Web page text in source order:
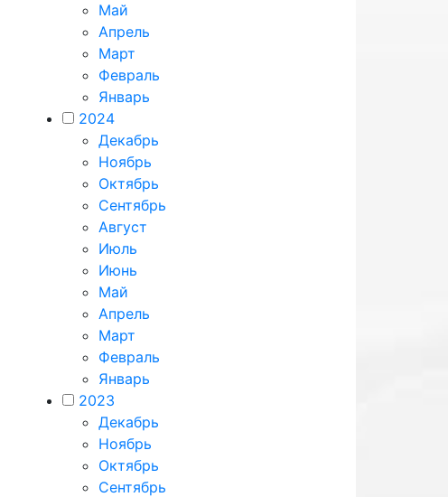
Май
Апрель
Март
Февраль
Январь
2024
Декабрь
Ноябрь
Октябрь
Сентябрь
Август
Июль
Июнь
Май
Апрель
Март
Февраль
Январь
2023
Декабрь
Ноябрь
Октябрь
Сентябрь